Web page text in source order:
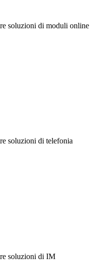
soluzioni di moduli online
soluzioni di telefonia
soluzioni di IM